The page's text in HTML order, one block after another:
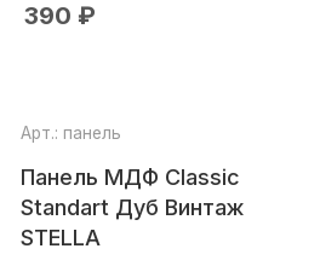
390 ₽
Панель МДФ Classic
Standart Дуб Винтаж
STELLA
Арт.: панель